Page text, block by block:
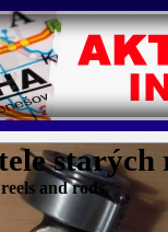
and rods.